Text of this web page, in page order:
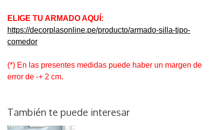
ELIGE TU ARMADO AQUÍ:
https://decorplasonline.pe/producto/armado-silla-tipo-
comedor
(*) En las presentes medidas puede haber un margen de
error de -+ 2 cm.
También te puede interesar